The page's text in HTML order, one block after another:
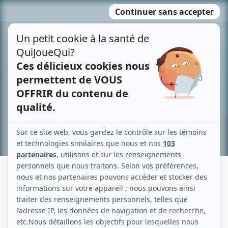
MENU
contenu
Recherche avancée »
JÉRÉMIE CORRIVEAU
Liens
Fiche de Jérémie Corriveau sur Showbizz.net